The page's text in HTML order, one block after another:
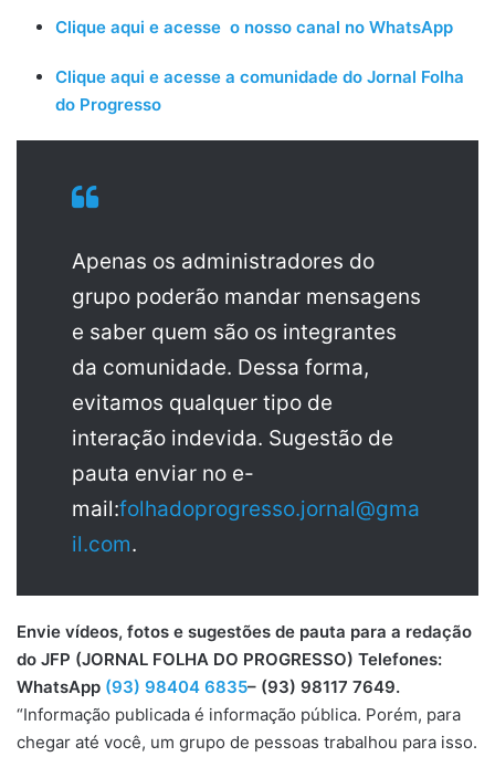
Clique aqui e acesse o nosso canal no WhatsApp
Clique aqui e acesse a comunidade do Jornal Folha
do Progresso
Apenas os administradores do
grupo poderão mandar mensagens
e saber quem são os integrantes
da comunidade. Dessa forma,
evitamos qualquer tipo de
interação indevida. Sugestão de
pauta enviar no e-
mail:folhadoprogresso.jornal@gma
il.com.
Envie vídeos, fotos e sugestões de pauta para a redação
do JFP (JORNAL FOLHA DO PROGRESSO) Telefones:
WhatsApp (93) 98404 6835– (93) 98117 7649.
“Informação publicada é informação pública. Porém, para
chegar até você, um grupo de pessoas trabalhou para isso.